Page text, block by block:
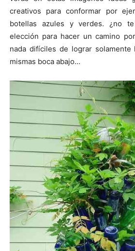
creativos para conformar por
botellas azules y verdes. ¿no
elección para hacer un camino
nada difíciles de lograr solamente
mismas boca abajo…